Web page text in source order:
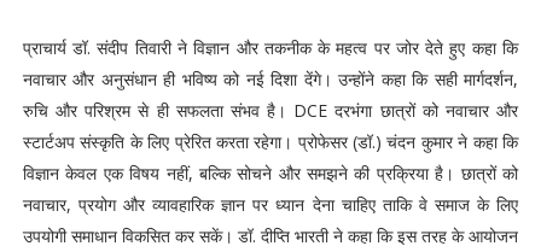
प्राचार्य डॉ. संदीप तिवारी ने विज्ञान और तकनीक के महत्व पर जोर देते हुए कहा कि
नवाचार और अनुसंधान ही भविष्य को नई दिशा देंगे। उन्होंने कहा कि सही मार्गदर्शन,
रुचि और परिश्रम से ही सफलता संभव है। DCE दरभंगा छात्रों को नवाचार और
स्टार्टअप संस्कृति के लिए प्रेरित करता रहेगा। प्रोफेसर (डॉ.) चंदन कुमार ने कहा कि
विज्ञान केवल एक विषय नहीं, बल्कि सोचने और समझने की प्रक्रिया है। छात्रों को
नवाचार, प्रयोग और व्यावहारिक ज्ञान पर ध्यान देना चाहिए ताकि वे समाज के लिए
उपयोगी समाधान विकसित कर सकें। डॉ. दीप्ति भारती ने कहा कि इस तरह के आयोजन